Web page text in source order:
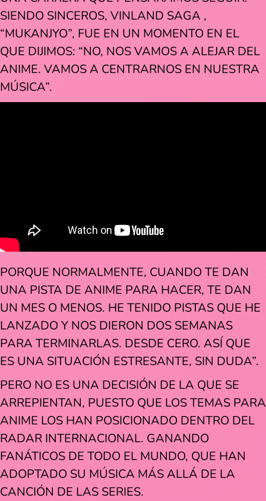
SIENDO SINCEROS, VINLAND SAGA ,
“MUKANJYO”, FUE EN UN MOMENTO EN EL
QUE DIJIMOS: “NO, NOS VAMOS A ALEJAR DEL
ANIME. VAMOS A CENTRARNOS EN NUESTRA
MÚSICA”.
PORQUE NORMALMENTE, CUANDO TE DAN
UNA PISTA DE ANIME PARA HACER, TE DAN
UN MES O MENOS. HE TENIDO PISTAS QUE HE
LANZADO Y NOS DIERON DOS SEMANAS
PARA TERMINARLAS. DESDE CERO. ASÍ QUE
ES UNA SITUACIÓN ESTRESANTE, SIN DUDA”.
PERO NO ES UNA DECISIÓN DE LA QUE SE
ARREPIENTAN, PUESTO QUE LOS TEMAS PARA
ANIME LOS HAN POSICIONADO DENTRO DEL
RADAR INTERNACIONAL. GANANDO
FANÁTICOS DE TODO EL MUNDO, QUE HAN
ADOPTADO SU MÚSICA MÁS ALLÁ DE LA
CANCIÓN DE LAS SERIES.